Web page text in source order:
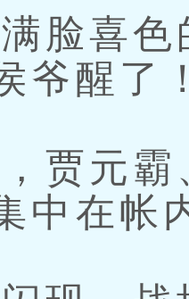
脸喜色
爷醒了
贾元霸
中在帐